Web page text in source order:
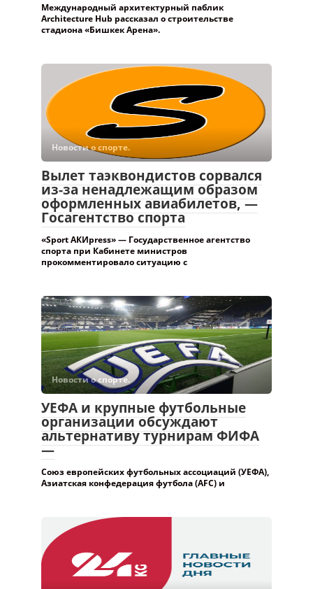
Международный архитектурный паблик
Architecture Hub рассказал о строительстве
стадиона «Бишкек Арена».
Новости о спорте.
Вылет таэквондистов сорвался
из-за ненадлежащим образом
оформленных авиабилетов, —
Госагентство спорта
«Sport АКИpress» — Государственное агентство
спорта при Кабинете министров
прокомментировало ситуацию с
Новости о спорте.
УЕФА и крупные футбольные
организации обсуждают
альтернативу турнирам ФИФА
—
Союз европейских футбольных ассоциаций (УЕФА),
Азиатская конфедерация футбола (AFC) и